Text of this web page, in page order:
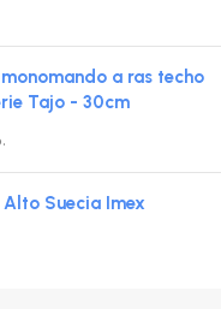
a ras techo
Tajo - 30cm
Suecia Imex